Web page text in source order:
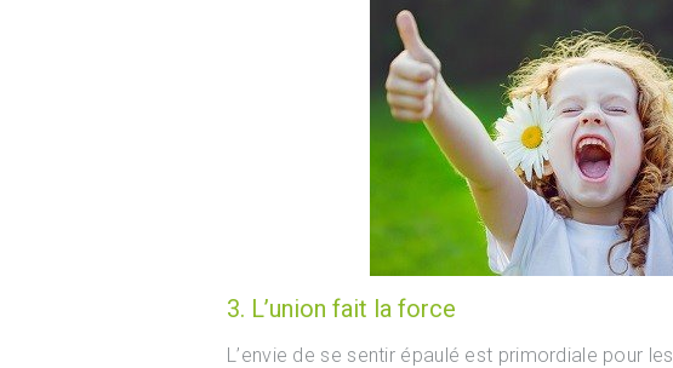
3. L’union fait la force
L’envie de se sentir épaulé est primordiale pour